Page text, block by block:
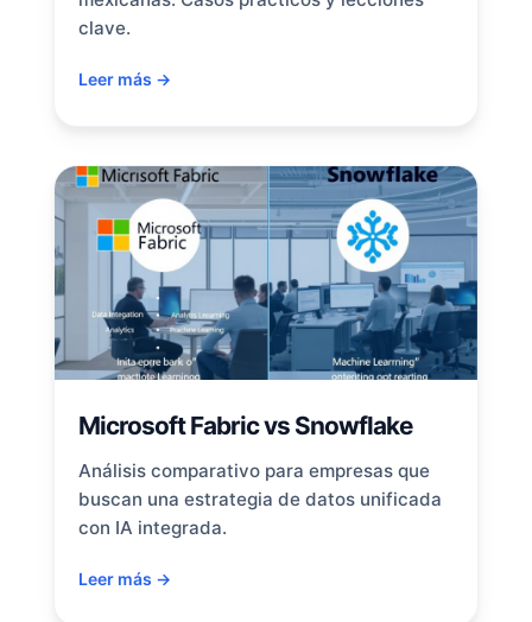
clave.
Leer más →
Microsoft Fabric vs Snowflake
Análisis comparativo para empresas que
buscan una estrategia de datos unificada
con IA integrada.
Leer más →